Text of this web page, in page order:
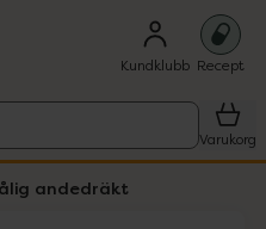
Kundklubb Recept
Varukorg
andedräkt